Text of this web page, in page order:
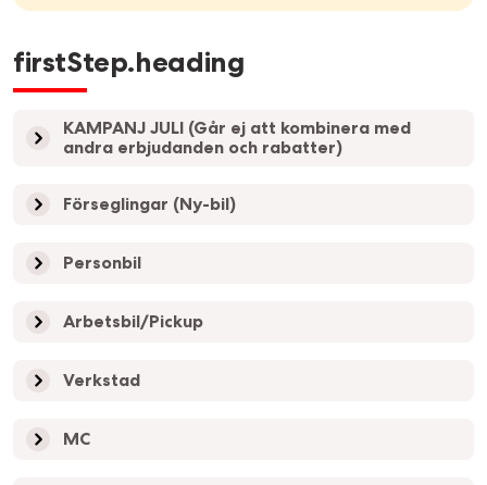
firstStep.heading
KAMPANJ JULI (Går ej att kombinera med
andra erbjudanden och rabatter)
Förseglingar (Ny-bil)
Personbil
Arbetsbil/Pickup
Verkstad
MC